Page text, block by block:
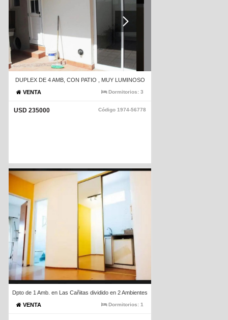
1974-333648
USD 100000
DUPLEX DE 4 AMB, CON PATIO , MUY LUMINOSO
VENTA
Dormitorios: 3
Código 1974-56778
USD 235000
Dpto de 1 Amb. en Las Cañitas dividido en 2 Ambientes
VENTA
Dormitorios: 1